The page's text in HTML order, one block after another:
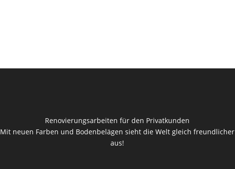
Renovierungsarbeiten für den Privatkunden
Mit neuen Farben und Bodenbelägen sieht die Welt gleich freundlicher
aus!